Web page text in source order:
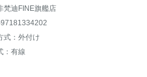
梵迪FINE旗艦店
式：外付け
：有線